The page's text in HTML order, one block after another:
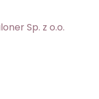
Sp. z o.o.